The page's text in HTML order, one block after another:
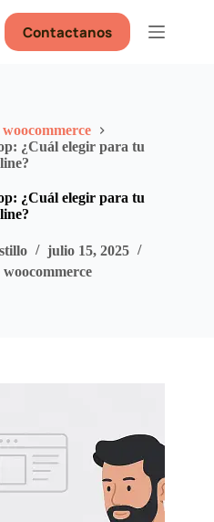
Contactanos
¿Cuál elegir para tu
¿Cuál elegir para tu
julio 15, 2025